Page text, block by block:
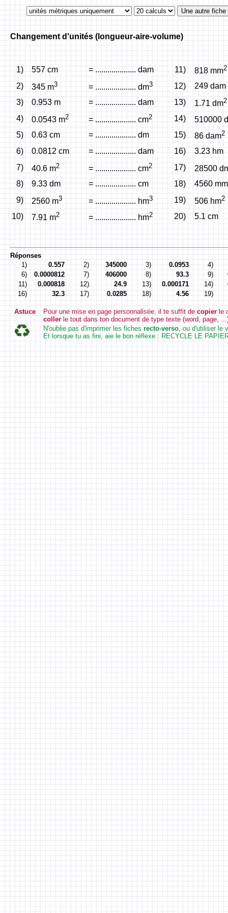
Changement d'unités (longueur-aire-volume)
1) 557 cm = .................... dam 11) 818 mm2
2) 345 m3 = .................... dm3 12)
249 dam
3)
0.953 m = .................... dam 13) 1.71 dm2
4) 0.0543 m2 = .................... cm2 14)
510000
5)
0.63 cm = .................... dm 15) 86 dam2
6) 0.0812 cm = .................... dam 16)
3.23 hm
7)
40.6 m2 = .................... cm2 17)
28500
8)
9.33 dm = .................... cm 18)
4560 mm
9)
2560 m3 = .................... hm3 19) 506 hm2
10) 7.91 m2 = .................... hm2 20) 5.1 cm
Réponses
1)
0.557 2) 345000 3) 0.0953
4)
6)
0.0000812 7) 406000 8) 93.3 9)
11)
0.000818 12) 24.9 13) 0.000171 14)
16)
32.3 17) 0.0285 18) 4.56 19)
Astuce Pour une mise en page personnalisée, il te suffit de copier le
coller le tout dans ton document de type texte (word, page,
N'oublie pas d'imprimer les fiches recto-verso, ou d'utiliser le
Et lorsque tu as fini, aie le bon réflexe : RECYCLE LE